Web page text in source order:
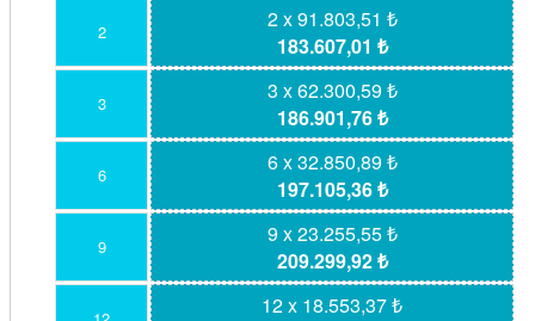
2
2 x 91.803,51 ₺
183.607,01 ₺
3
3 x 62.300,59 ₺
186.901,76 ₺
6
6 x 32.850,89 ₺
197.105,36 ₺
9
9 x 23.255,55 ₺
209.299,92 ₺
12 x 18.553,37 ₺